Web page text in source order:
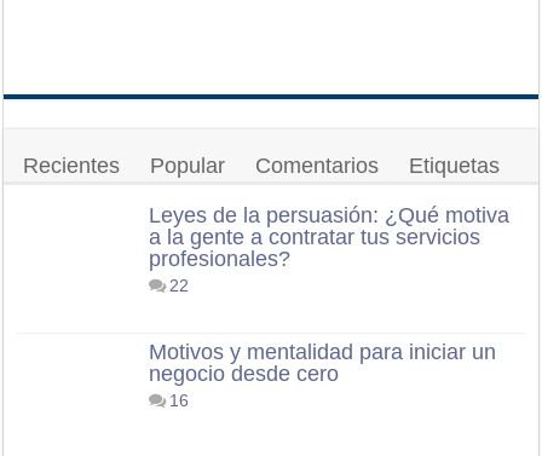
Recientes Popular Comentarios Etiquetas
Leyes de la persuasión: ¿Qué motiva
a la gente a contratar tus servicios
profesionales?
22
Motivos y mentalidad para iniciar un
negocio desde cero
16